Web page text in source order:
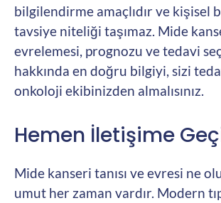
bilgilendirme amaçlıdır ve kişisel
tavsiye niteliği taşımaz. Mide
evrelemesi, prognozu ve tedavi
hakkında en doğru bilgiyi, sizi
onkoloji ekibinizden almalısınız.
Hemen İletişime
Mide kanseri tanısı ve evresi ne
umut her zaman vardır. Modern